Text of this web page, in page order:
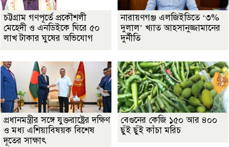
চট্টগ্রাম গণপূর্তে প্রকৌশলী
মেহেদী ও এনডিইকে ঘিরে ৫০
লাখ টাকার ঘুষের অভিযোগ
নারায়ণগঞ্জ এলজিইডিতে ‘৩%
দুলাল’ খ্যাত আহসানুজ্জামানের
দুর্নীতি
প্রধানমন্ত্রীর সঙ্গে যুক্তরাষ্ট্রের দক্ষিণ
ও মধ্য এশিয়াবিষয়ক বিশেষ
দূতের সাক্ষাৎ
বেগুনের কেজি ১৫০ আর ৪০০
ছুঁই ছুঁই কাঁচা মরিচ